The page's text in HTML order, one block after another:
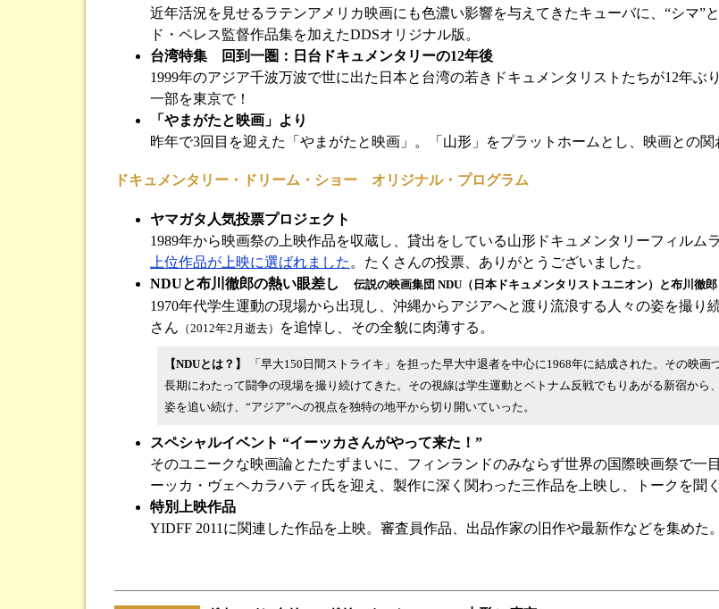
近年活況を見せるラテンアメリカ映画にも色濃い影響を与えてきたキューバに、“シマ”
ド・ペレス監督作品集を加えたDDSオリジナル版。
台湾特集 回到一圏：日台ドキュメンタリーの12年後
1999年のアジア千波万波で世に出た日本と台湾の若きドキュメンタリストたちが12年
一部を東京で！
「やまがたと映画」より
昨年で3回目を迎えた「やまがたと映画」。「山形」をプラットホームとし、映画との
ドキュメンタリー・ドリーム・ショー オリジナル・プログラム
ヤマガタ人気投票プロジェクト
1989年から映画祭の上映作品を収蔵し、貸出をしている山形ドキュメンタリーフィル
上位作品が上映に選ばれました 。たくさんの投票、ありがとうございました。
NDUと布川徹郎の熱い眼差し
伝説の映画集団 NDU（日本ドキュメンタリストユニオン）と布川徹郎
1970年代学生運動の現場から出現し、沖縄からアジアへと渡り流浪する人々の姿を撮
さん （2012年2月逝去） を追悼し、その全貌に肉薄する。
【NDUとは？】
「早大150日間ストライキ」を担った早大中退者を中心に1968年に結成された。その映
長期にわたって闘争の現場を撮り続けてきた。その視線は学生運動とベトナム反戦でもりあがる新宿か
姿を追い続け、“アジア”への視点を独特の地平から切り開いていった。
スペシャルイベント “イーッカさんがやって来た！”
そのユニークな映画論とたたずまいに、フィンランドのみならず世界の国際映画祭で一
ーッカ・ヴェヘカラハティ氏を迎え、製作に深く関わった三作品を上映し、トークを聞く
特別上映作品
YIDFF 2011に関連した作品を上映。審査員作品、出品作家の旧作や最新作などを集めた。